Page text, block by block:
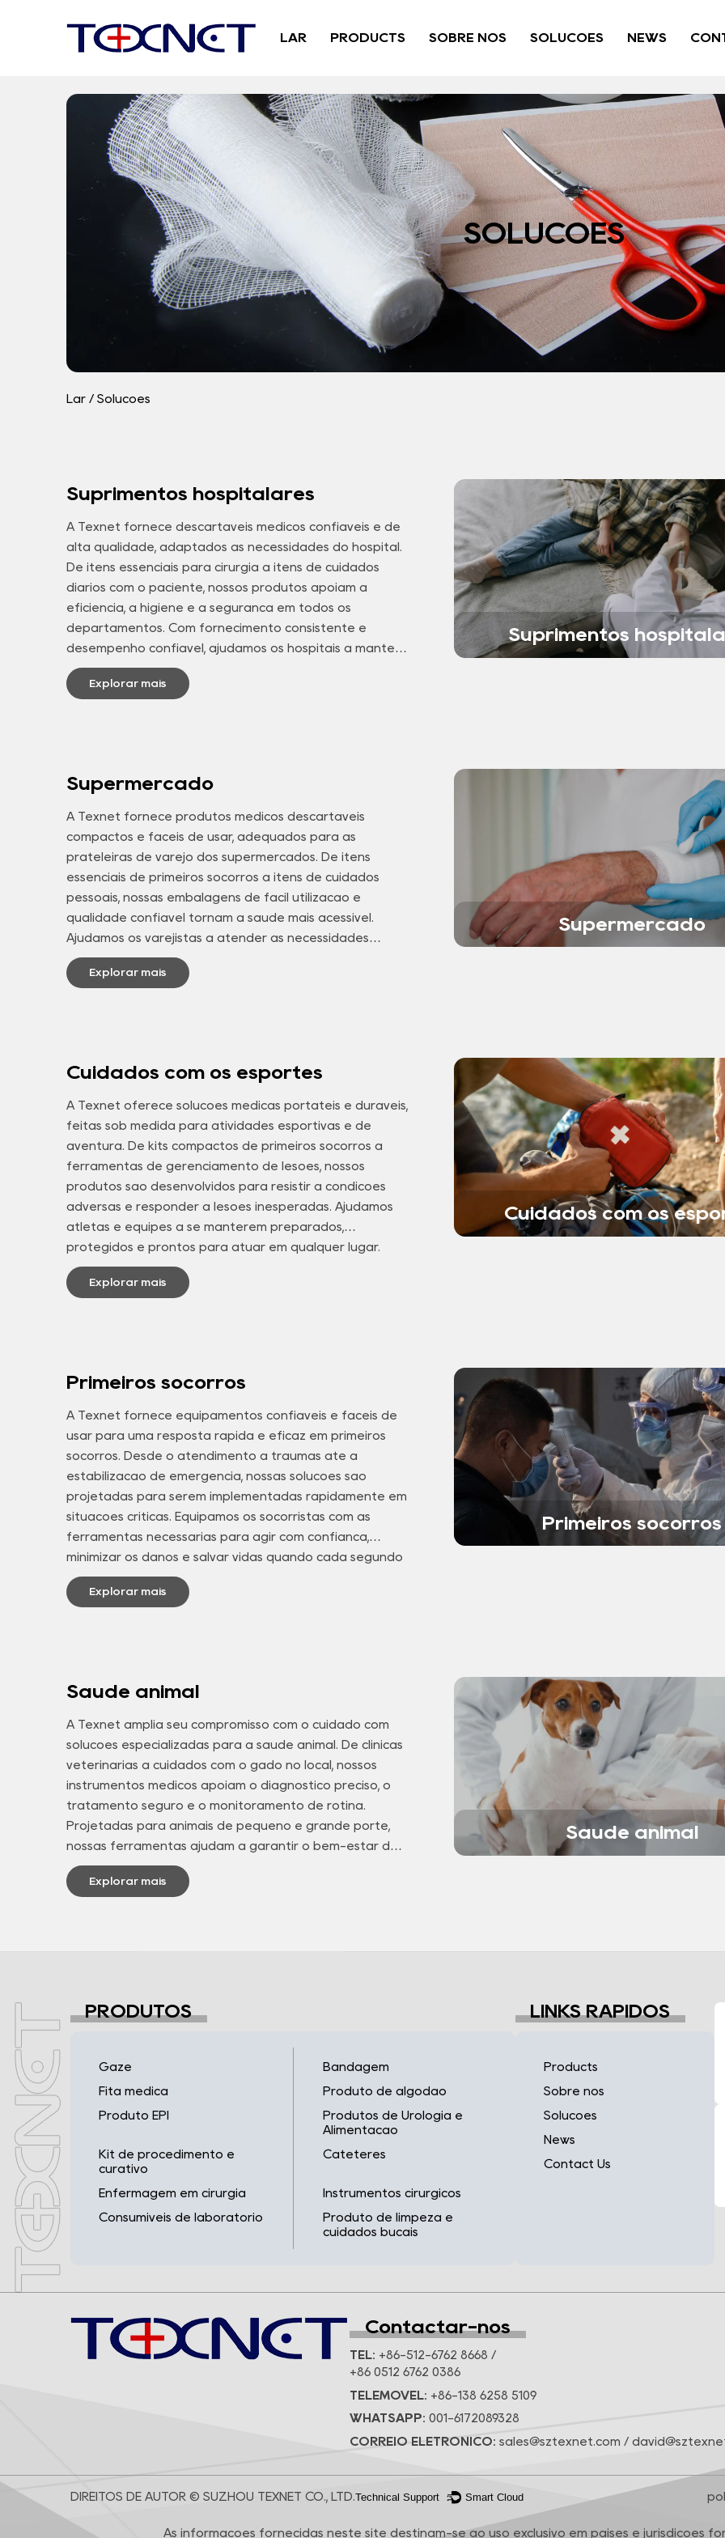
LAR PRODUCTS SOBRE NÓS SOLUÇÕES NEWS
SOLUÇÕES
Lar /Soluções
Suprimentos hospitalares
A Texnet fornece descartáveis médicos confiáveis e de
alta qualidade, adaptados às necessidades do hospital.
De itens essenciais para cirurgia a itens de cuidados
diários com o paciente, nossos produtos apoiam a
eficiência, a higiene e a segurança em todos os
departamentos. Com fornecimento consistente e
desempenho confiável, ajudamos os hospitais a manter
operações tranquilas e a oferecer melhor atendimento
em todos os estágios do tratamento.
Explorar mais
Suprimentos
Supermercado
A Texnet fornece produtos médicos descartáveis
compactos e fáceis de usar, adequados para as
prateleiras de varejo dos supermercados. De itens
essenciais de primeiros socorros a itens de cuidados
pessoais, nossas embalagens de fácil utilização e
qualidade confiável tornam a saúde mais acessível.
Ajudamos os varejistas a atender às necessidades
diárias de saúde com produtos que oferecem
conveniência, segurança e confiança para clientes e
Explorar mais
Supermercado
Cuidados com os esportes
A Texnet oferece soluções médicas portáteis e duráveis,
feitas sob medida para atividades esportivas e de
aventura. De kits compactos de primeiros socorros a
ferramentas de gerenciamento de lesões, nossos
produtos são desenvolvidos para resistir a condições
adversas e responder a lesões inesperadas. Ajudamos
atletas e equipes a se manterem preparados,
protegidos e prontos para atuar em qualquer lugar.
Explorar mais
Cuidados com os
Primeiros socorros
A Texnet fornece equipamentos confiáveis e fáceis de
usar para uma resposta rápida e eficaz em primeiros
socorros. Desde o atendimento a traumas até a
estabilização de emergência, nossas soluções são
projetadas para serem implementadas rapidamente em
situações críticas. Equipamos os socorristas com as
ferramentas necessárias para agir com confiança,
minimizar os danos e salvar vidas quando cada segundo
conta.
Explorar mais
Primeiros socorros
Saúde animal
A Texnet amplia seu compromisso com o cuidado com
soluções especializadas para a saúde animal. De clínicas
veterinárias a cuidados com o gado no local, nossos
instrumentos médicos apoiam o diagnóstico preciso, o
tratamento seguro e o monitoramento de rotina.
Projetadas para animais de pequeno e grande porte,
nossas ferramentas ajudam a garantir o bem-estar dos
animais em todos os ambientes.
Explorar mais
Saúde animal
PRODUTOS
Gaze Bandagem
Fita médica Produto de algodão
Produto EPI
Produtos de Urologia e
Alimentação
Kit de procedimento e
curativo
Cateteres
Enfermagem em cirurgia Instrumentos cirúrgicos
Consumíveis de laboratório
Produto de limpeza e
cuidados bucais
LINKS RÁPIDOS
Products
Sobre nós
Soluções
News
Contact Us
Contactar-nos
TEL: +86-512-6762 8668 /
+86 0512 6762 0386
TELEMÓVEL: +86-138 6258 5109
WHATSAPP: 001-6172089328
CORREIO ELETRÓNICO: sales@sztexnet.com /
DIREITOS DE AUTOR © SUZHOU TEXNET CO., LTD.Technical Support ： Smart Cloud
As informações fornecidas neste site destinam-se ao uso exclusivo em países e jurisdições